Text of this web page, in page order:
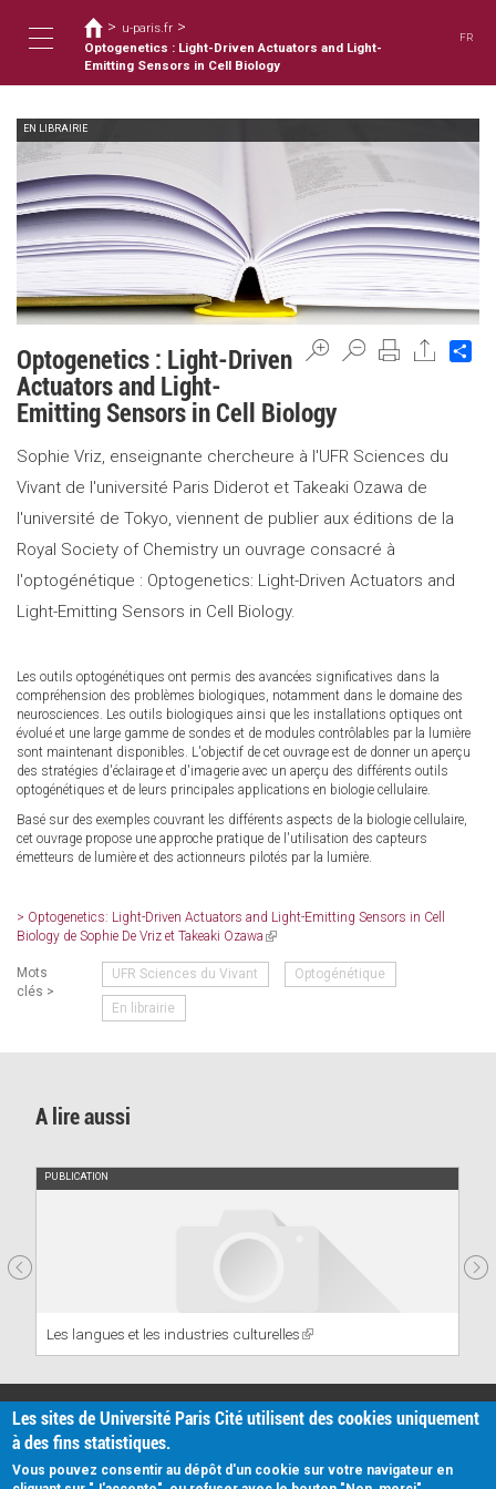
contenido
Toggle
navigation
Usted
está
aquí
> u-paris.fr >
Optogenetics : Light-Driven Actuators and Light-
Emitting Sensors in Cell Biology
FR
EN LIBRAIRIE
Optogenetics : Light-Driven
Actuators and Light-
Emitting Sensors in Cell Biology
Sophie Vriz, enseignante chercheure à l'UFR Sciences du
Vivant de l'université Paris Diderot et Takeaki Ozawa de
l'université de Tokyo, viennent de publier aux éditions de la
Royal Society of Chemistry un ouvrage consacré à
l'optogénétique : Optogenetics: Light-Driven Actuators and
Light-Emitting Sensors in Cell Biology.
Les outils optogénétiques ont permis des avancées significatives dans la
compréhension des problèmes biologiques, notamment dans le domaine des
neurosciences. Les outils biologiques ainsi que les installations optiques ont
évolué et une large gamme de sondes et de modules contrôlables par la lumière
sont maintenant disponibles. L'objectif de cet ouvrage est de donner un aperçu
des stratégies d'éclairage et d'imagerie avec un aperçu des différents outils
optogénétiques et de leurs principales applications en biologie cellulaire.
Basé sur des exemples couvrant les différents aspects de la biologie cellulaire,
cet ouvrage propose une approche pratique de l'utilisation des capteurs
émetteurs de lumière et des actionneurs pilotés par la lumière.
> Optogenetics: Light-Driven Actuators and Light-Emitting Sensors in Cell
Biology de Sophie De Vriz et Takeaki Ozawa (link
external)
Mots
clés >
UFR Sciences du Vivant Optogénétique
En librairie
A lire aussi
PUBLICATION
Les langues et les industries culturelles(link
PRATIQUE
Plan d'accès
Intranet
Mentions légales
Données personnelles
Les sites de Université Paris Cité utilisent des cookies uniquement
à des fins statistiques.
Vous pouvez consentir au dépôt d'un cookie sur votre navigateur en